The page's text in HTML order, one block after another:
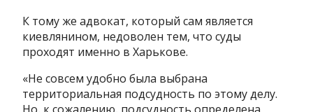
К тому же адвокат, который сам является
киевлянином, недоволен тем, что суды
проходят именно в Харькове.
«Не совсем удобно была выбрана
территориальная подсудность по этому делу.